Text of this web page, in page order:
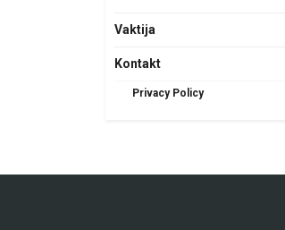
Vaktija
Kontakt
Privacy Policy